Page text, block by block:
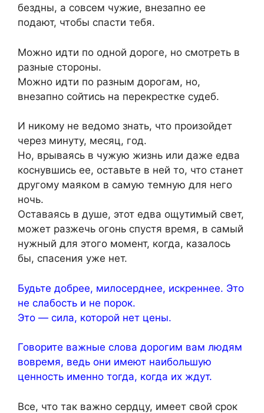
бездны, а совсем чужие, внезапно ее
подают, чтобы спасти тебя.
Можно идти по одной дороге, но смотреть в
разные стороны.
Можно идти по разным дорогам, но,
внезапно сойтись на перекрестке судеб.
И никому не ведомо знать, что произойдет
через минуту, месяц, год.
Но, врываясь в чужую жизнь или даже едва
коснувшись ее, оставьте в ней то, что станет
другому маяком в самую темную для него
ночь.
Оставаясь в душе, этот едва ощутимый свет,
может разжечь огонь спустя время, в самый
нужный для этого момент, когда, казалось
бы, спасения уже нет.
Будьте добрее, милосерднее, искреннее. Это
не слабость и не порок.
Это — сила, которой нет цены.
Говорите важные слова дорогим вам людям
вовремя, ведь они имеют наибольшую
ценность именно тогда, когда их ждут.
Все, что так важно сердцу, имеет свой срок